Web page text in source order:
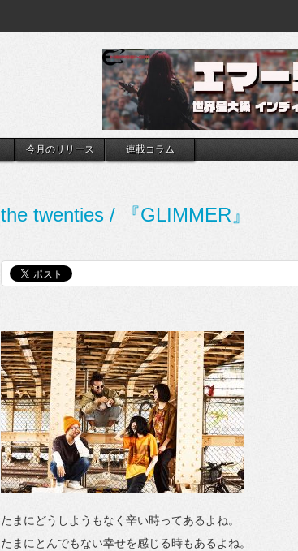
今月のリリース 連載コラム
the twenties / 『GLIMMER』
たまにどうしようもなく辛い時ってあるよね。
たまにとんでもない幸せを感じる時もあるよね。